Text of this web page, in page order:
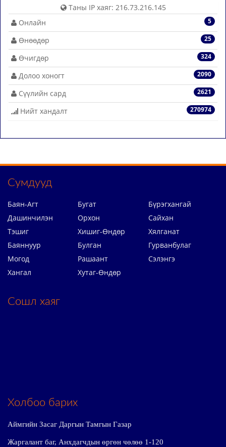
Таны IP хаяг: 216.73.216.145
5
Онлайн
25
Өнөөдөр
324
Өчигдөр
2090
Долоо хоногт
2621
Сүүлийн сард
270974
Нийт хандалт
Сумдууд
Баян-Агт Бугат
Бүрэгхангай
Дашинчилэн
Орхон
Сайхан
Тэшиг
Хишиг-Өндөр
Хялганат
Баяннуур
Булган
Гурванбулаг
Могод
Рашаант
Сэлэнгэ
Хангал
Хутаг-Өндөр
Сошл хаяг
Холбоо барих
Аймгийн Засаг Даргын Тамгын Газар
Жаргалант баг, Анхдагчдын өргөн чөлөө 1-120